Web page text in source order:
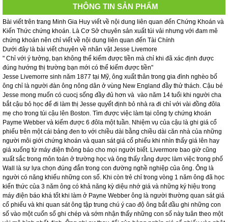
Giá :Liên Hệ
Minh Gia Huy là xưởng chuyên sản xuất và may túi canvas tại tphcm với. Liên hệ
qua điện thoại 0938.465.899
THÔNG TIN SẢN PHẨM
Bài viết trên trang Minh Gia Huy viết về nội dung liên quan đến Chứng Khoán và
Kiến Thức chứng khoán. Là Cơ Sở chuyên sản xuất túi vải nhưng với đam mê
chứng khoán nên chỉ viết về nội dung liên quan đến Tài Chính
Dưới đây là bài viết chuyên về nhân vật Jesse Livemore
" Chỉ với ý tưởng, bạn không thể kiếm được tiền mà chỉ khi đã xác định được
đúng hướng thị trường bạn mới có thể kiếm được tiền"
Jesse Livemorre sinh năm 1877 tại Mỹ, ông xuất thân trong gia đình nghèo bố
ông chỉ là người đàn ông nông dân ở vùng New England đầy thử thách. Cậu bé
Jesse mong muốn có cuocj sống đầy đủ hơn và vào năm 14 tuổi khi người cha
bắt cậu bỏ học để đi làm thị Jesse quyết định bỏ nhà ra đi chỉ với vài đồng đôla
mẹ cho trong túi cậu lên Boston. Tìm được việc làm tại công ty chứng khoán
Payme Webber và kiếm được 6 đôla một tuần. Nhiệm vụ của cậu là ghi giá cổ
phiếu trên một cái bảng đen to với chiều dài bằng chiều dài căn nhà của những
người môi giới chứng khoán và quan sát giá cổ phiếu khi nhìn thấy giá lên hay
giá xuống từ máy điện thông báo cho mọi người biết. Livermore bao giờ cũng